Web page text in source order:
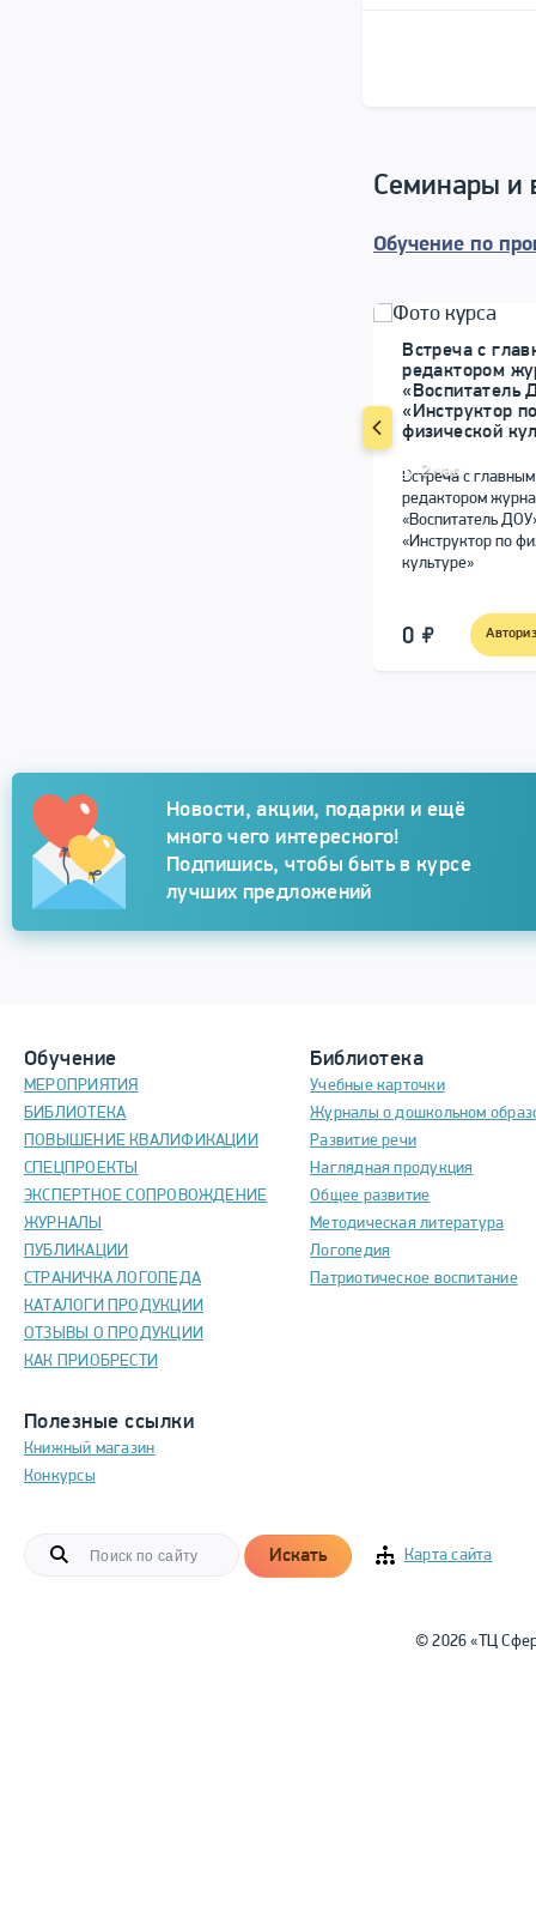
Семинары и
Обучение по
2 час.
Встреча с
редактором
«Воспитатель
«Инструктор
физической
Встреча с главным
редактором
«Воспитатель
«Инструктор по
культуре»
0
Новости, акции, подарки и ещё
много чего интересного!
Подпишись, чтобы быть в курсе
лучших предложений
Обучение
МЕРОПРИЯТИЯ
БИБЛИОТЕКА
ПОВЫШЕНИЕ КВАЛИФИКАЦИИ
СПЕЦПРОЕКТЫ
ЭКСПЕРТНОЕ СОПРОВОЖДЕНИЕ
ЖУРНАЛЫ
ПУБЛИКАЦИИ
СТРАНИЧКА ЛОГОПЕДА
КАТАЛОГИ ПРОДУКЦИИ
ОТЗЫВЫ О ПРОДУКЦИИ
КАК ПРИОБРЕСТИ
Полезные ссылки
Книжный магазин
Конкурсы
Библиотека
Учебные карточки
Журналы о дошкольном
Развитие речи
Наглядная продукция
Общее развитие
Методическая литература
Логопедия
Патриотическое воспитание
Искать Карта сайта
© 2026 «ТЦ